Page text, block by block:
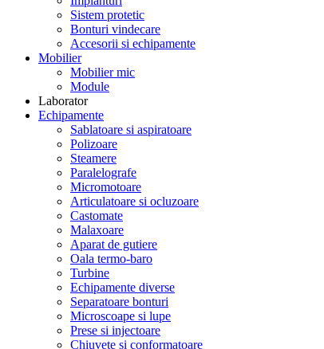
Sistem protetic
Bonturi vindecare
Accesorii si echipamente
Mobilier
Mobilier mic
Module
Laborator
Echipamente
Sablatoare si aspiratoare
Polizoare
Steamere
Paralelografe
Micromotoare
Articulatoare si ocluzoare
Castomate
Malaxoare
Aparat de gutiere
Oala termo-baro
Turbine
Echipamente diverse
Separatoare bonturi
Microscoape si lupe
Prese si injectoare
Chiuvete si conformatoare